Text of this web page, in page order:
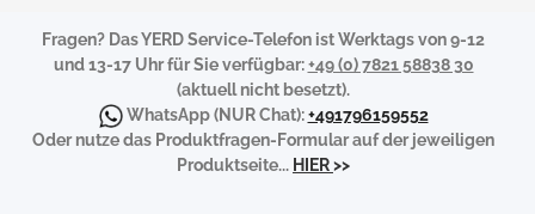
Fragen? Das YERD Service-Telefon ist Werktags von 9-12
und 13-17 Uhr für Sie verfügbar:+49 (0) 7821 58838 30
(aktuell nicht besetzt).
WhatsApp(NUR Chat):+491796159552
Oder nutze das Produktfragen-Formular auf der jeweiligen
Produktseite... HIER>>